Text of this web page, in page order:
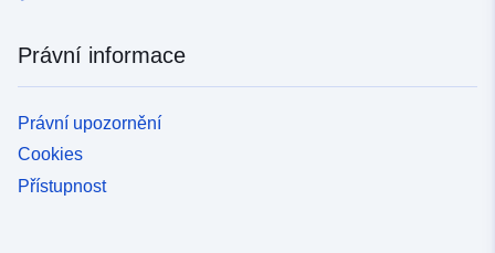
Právní informace
Právní upozornění
Cookies
Přístupnost